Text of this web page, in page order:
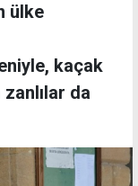
ülke
kaçak
da